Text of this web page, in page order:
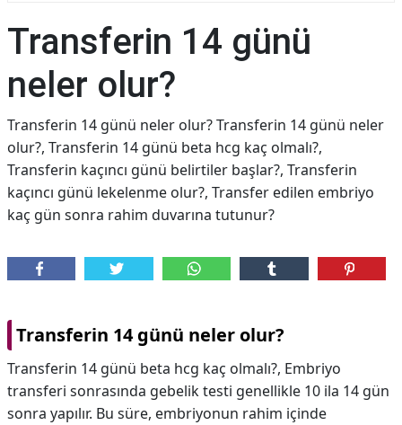
Transferin 14 günü
neler olur?
Transferin 14 günü neler olur? Transferin 14 günü neler
olur?, Transferin 14 günü beta hcg kaç olmalı?,
Transferin kaçıncı günü belirtiler başlar?, Transferin
kaçıncı günü lekelenme olur?, Transfer edilen embriyo
kaç gün sonra rahim duvarına tutunur?
Transferin 14 günü neler olur?
Transferin 14 günü beta hcg kaç olmalı?, Embriyo
transferi sonrasında gebelik testi genellikle 10 ila 14 gün
sonra yapılır. Bu süre, embriyonun rahim içinde